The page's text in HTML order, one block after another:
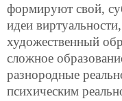
формируют свой,
идеи
художественный
сложное
разнородные
психическим